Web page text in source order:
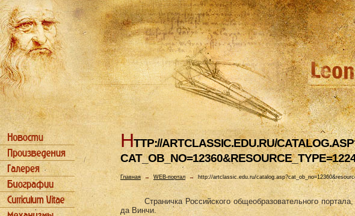
HTTP://ARTCLASSIC.EDU.RU/
Главная→ WEB-портал →http://artclassic.edu.ru/
Страничка Российского общеобразовательного
да Винчи.